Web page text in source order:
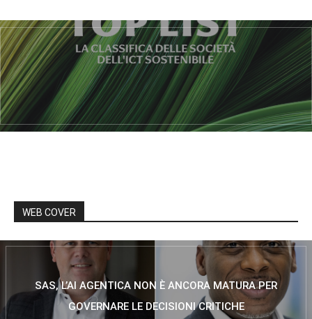
WEB COVER
SAS, L’AI AGENTICA NON È ANCORA MATURA PER
GOVERNARE LE DECISIONI CRITICHE